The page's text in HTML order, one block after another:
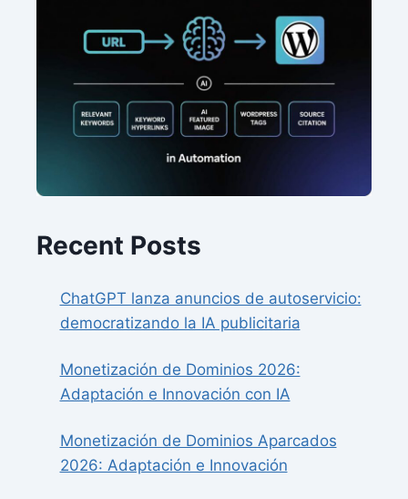
Recent Posts
ChatGPT lanza anuncios de autoservicio:
democratizando la IA publicitaria
Monetización de Dominios 2026:
Adaptación e Innovación con IA
Monetización de Dominios Aparcados
2026: Adaptación e Innovación